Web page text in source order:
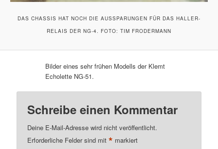
DAS CHASSIS HAT NOCH DIE AUSSPARUNGEN FÜR DAS HALLER-
RELAIS DER NG-4. FOTO: TIM FRODERMANN
Bilder eines sehr frühen Modells der Klemt
Echolette NG-51.
Schreibe einen Kommentar
Deine E-Mail-Adresse wird nicht veröffentlicht.
Erforderliche Felder sind mit* markiert